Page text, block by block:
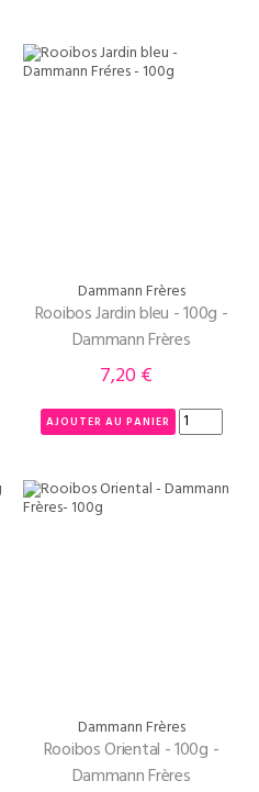
Dammann Frères
Rooibos Jardin bleu - 100g -
Dammann Frères
Prix
7,20 €
AJOUTER AU PANIER
Dammann Frères
Rooibos Oriental - 100g -
Dammann Frères